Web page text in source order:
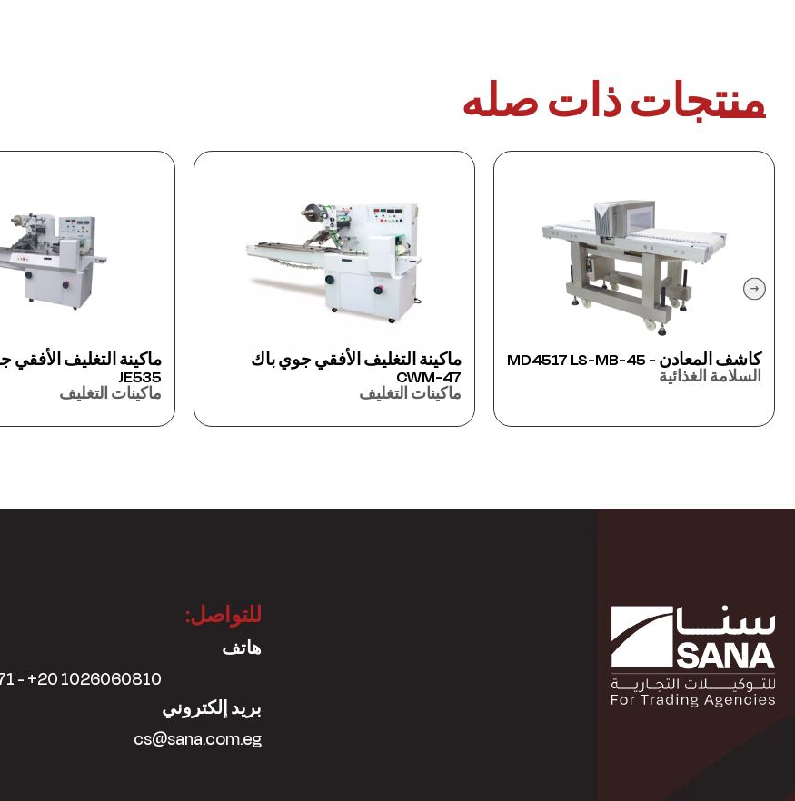
منتجات ذات صله
ماكينة التغليف الأفقي جوي باك
CWM-47
ماكينة التغليف الأفقي جوي باك
JE535
ماكينات التغليف
ماكينة التغليف الحراري
TSS145 Skin
ماكينات التغليف
للتواصل:
هاتف
- +20 1026060810
بريد إلكتروني
cs@sana.com.eg